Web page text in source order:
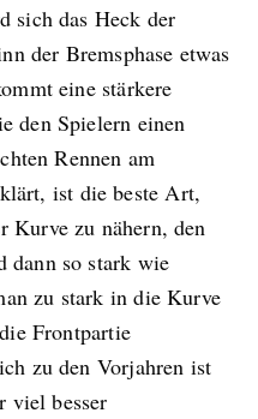
sich das Heck der
der Bremsphase etwas
eine stärkere
den Spielern einen
Rennen am
ist die beste Art,
zu nähern, den
dann so stark wie
zu stark in die Kurve
Frontpartie
zu den Vorjahren ist
viel besser